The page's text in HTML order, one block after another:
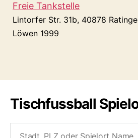
Freie Tankstelle
Lintorfer Str. 31b, 40878
Löwen 1999
Tischfussball